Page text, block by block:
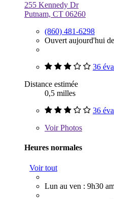
255 Kennedy Dr
Putnam, CT 06260
(860) 481-6298
Ouvert aujourd'hui
36
Distance estimée
0,5 milles
36
VoirPhotos
Heures normales
Voir tout
Lun au ven : 9h30